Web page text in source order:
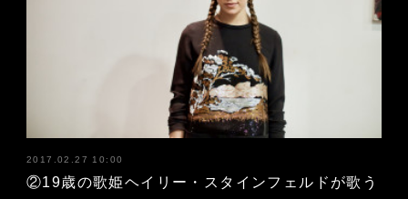
2017.02.27 10:00
②19歳の歌姫ヘイリー・スタインフェルドが歌う